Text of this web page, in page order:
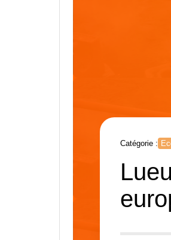
Catégorie :